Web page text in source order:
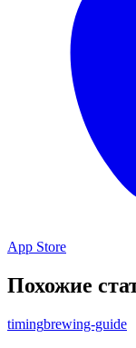
App Store
Похожие
timingbrewing-guide